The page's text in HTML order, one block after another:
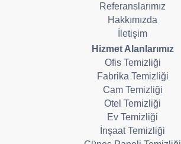
Referanslarımız
Hakkımızda
İletişim
Hizmet Alanlarımız
Ofis Temizliği
Fabrika Temizliği
Cam Temizliği
Otel Temizliği
Ev Temizliği
İnşaat Temizliği